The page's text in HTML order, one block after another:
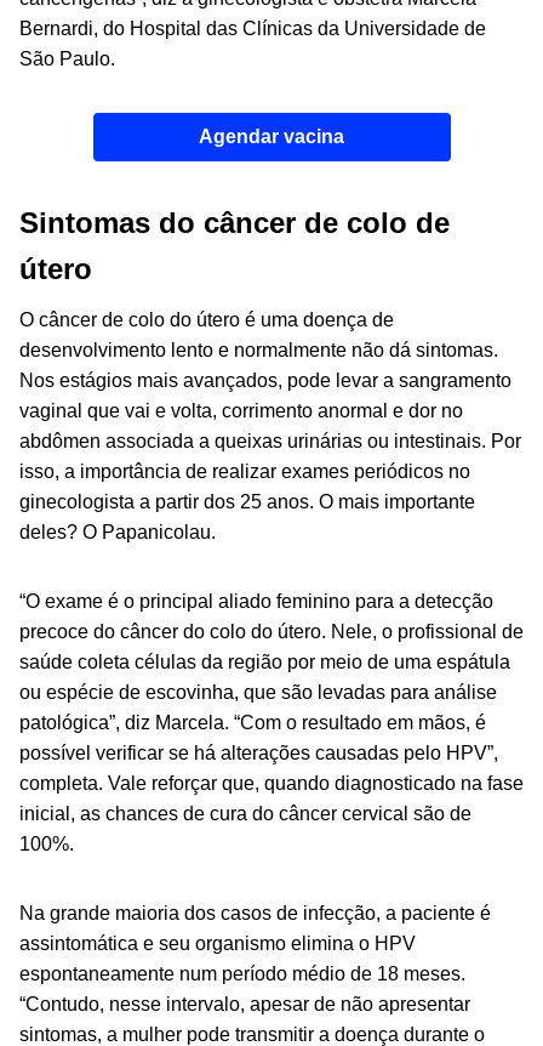
Bernardi, do Hospital das Clínicas da Universidade de
São Paulo.
Agendar vacina
Sintomas do câncer de colo de
útero
O câncer de colo do útero é uma doença de
desenvolvimento lento e normalmente não dá sintomas.
Nos estágios mais avançados, pode levar a sangramento
vaginal que vai e volta, corrimento anormal e dor no
abdômen associada a queixas urinárias ou intestinais. Por
isso, a importância de realizar exames periódicos no
ginecologista a partir dos 25 anos. O mais importante
deles? O Papanicolau.
“O exame é o principal aliado feminino para a detecção
precoce do câncer do colo do útero. Nele, o profissional de
saúde coleta células da região por meio de uma espátula
ou espécie de escovinha, que são levadas para análise
patológica”, diz Marcela. “Com o resultado em mãos, é
possível verificar se há alterações causadas pelo HPV”,
completa. Vale reforçar que, quando diagnosticado na fase
inicial, as chances de cura do câncer cervical são de
100%.
Na grande maioria dos casos de infecção, a paciente é
assintomática e seu organismo elimina o HPV
espontaneamente num período médio de 18 meses.
“Contudo, nesse intervalo, apesar de não apresentar
sintomas, a mulher pode transmitir a doença durante o